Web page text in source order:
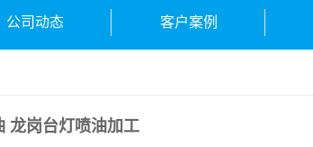
公司动态 客户案例
龙岗台灯喷油加工